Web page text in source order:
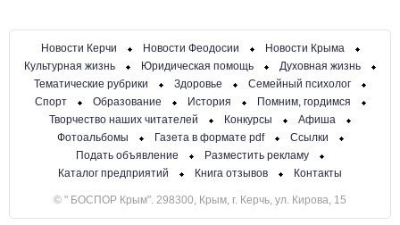
Новости Керчи Новости Феодосии
Новости Крыма
Культурная жизнь
Юридическая помощь
Духовная жизнь
Тематические рубрики
Здоровье
Семейный психолог
Спорт
Образование История
Помним, гордимся
Творчество наших читателей
Конкурсы
Афиша
Фотоальбомы
Газета в формате pdf
Ссылки
Подать объявление
Разместить рекламу
Каталог предприятий
Книга отзывов Контакты
© " БОСПОР Крым". 298300, Крым, г. Керчь, ул. Кирова, 15